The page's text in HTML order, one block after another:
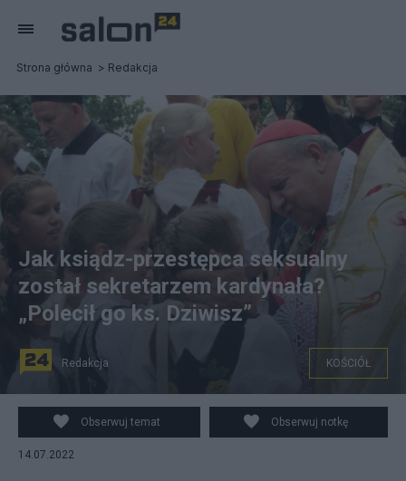
Strona główna Redakcja
Wątpliwości wokół kard. Dziwisza jest coraz więcej. fot.
maciek.malec - Own work, CC BY-SA 3.0
Jak ksiądz-przestępca seksualny
został sekretarzem kardynała?
„Polecił go ks. Dziwisz”
Redakcja KOŚCIÓŁ
Obserwuj temat Obserwuj notkę
14.07.2022